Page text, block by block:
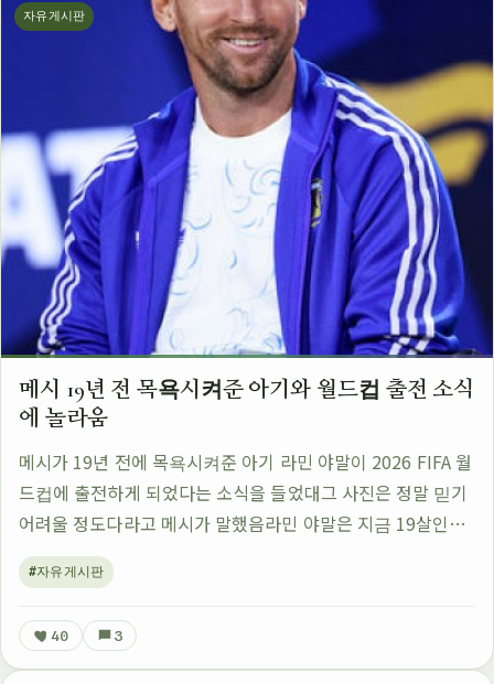
자유게시판
메시 19년 전 목욕시켜준 아기와 월드컵 출전 소식
에 놀라움
메시가 19년 전에 목욕시켜준 아기 라민 야말이 2026 FIFA 월
드컵에 출전하게 되었다는 소식을 들었대그 사진은 정말 믿기
어려울 정도다라고 메시가 말했음라민 야말은 지금 19살인데
메시가 2007년에 그 아이를 목욕시켜준 적이 있었음당시 메시
는 22살이었고 지금은…
#자유게시판
40 3